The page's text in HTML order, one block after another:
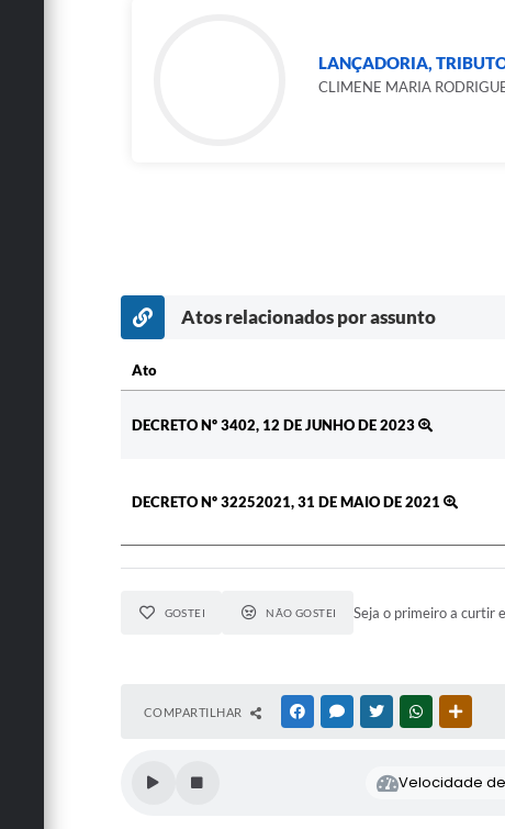
LANÇADORIA,
CLIMENE MARIA
Atos relacionados por assunto
Ato
DECRETO Nº 3402, 12 DE JUNHO DE 2023
DECRETO Nº 32252021, 31 DE MAIO DE 2021
GOSTEI NÃO GOSTEI Seja o primeiro a curtir
COMPARTILHAR FACEBOOKMESSENGER
TWITTERWHATSAPP
Velocidade